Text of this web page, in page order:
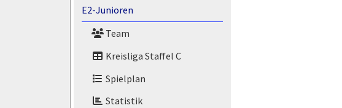
E2-Junioren
Team
Kreisliga Staffel C
Spielplan
Statistik